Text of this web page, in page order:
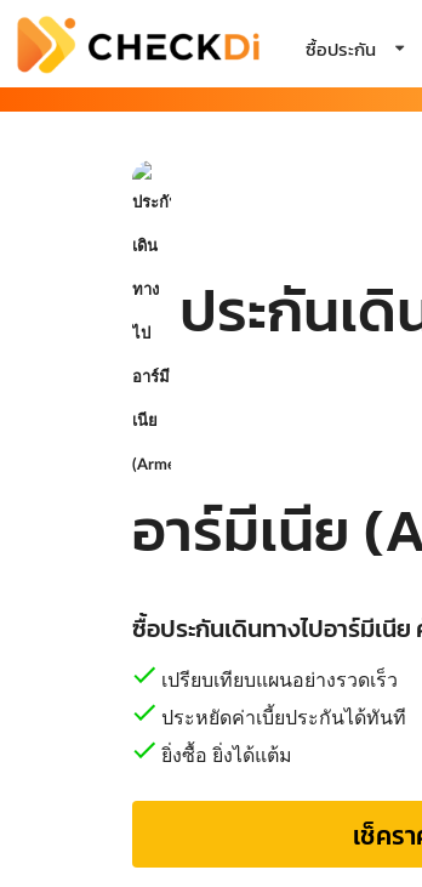
ซื้อประกัน
ประกันเดิ
อาร์มีเนีย
ซื้อประกันเดินทางไปอาร์มีเนี
เปรียบเทียบแผนอย่างรวดเร็ว
ประหยัดค่าเบี้ยประกันได้ทันที
ยิ่งซื้อ ยิ่งได้แต้ม
เช็คร